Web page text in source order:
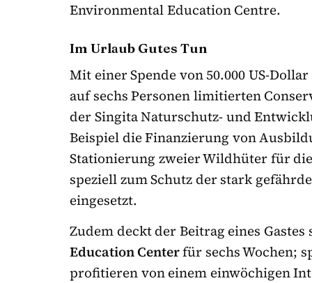
Environmental Education Centre.
Im Urlaub Gutes Tun
Mit einer Spende von 50.000 US-
auf sechs Personen limitierten
der Singita Naturschutz- und
Beispiel die Finanzierung von
Stationierung zweier Wildhüter für
speziell zum Schutz der stark
eingesetzt.
Zudem deckt der Beitrag eines
Education Centerfür sechs Wochen;
profitieren von einem einwöchigen